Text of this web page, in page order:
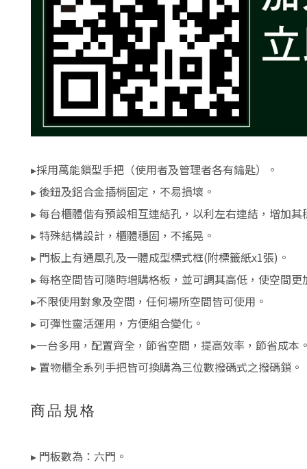
▸採用萬能鎖型手把（使用者及管理者各有鑰匙）。
▸ 後鈕及鋁合金插梢固定，不易損壞。
▸ 每台櫃體偕有預設相互連結孔，以利左右連結，增加
▸ 特殊結構設計，櫃體穩固，不搖晃。
▸ 門板上有通風孔及一體成型標式框(附標籤紙x1張)。
▸ 每格空間皆可隨時增購格板，並可調其高低，使空間更
▸不限使用對象及空間，任何場所空間皆可使用。
▸ 可彈性靈活運用，方便組合變化。
▸一台多用，配置齊全，節省空間，提高效率，節省成本
▸ 置物櫃全系列手把皆可換購為三位數撥碼式之撥碼鎖。
商品規格
▸ 門板數為：六門。